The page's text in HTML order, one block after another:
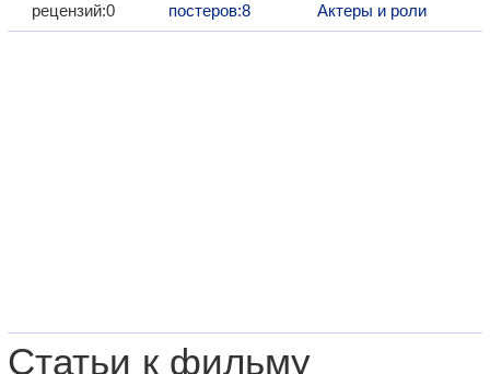
рецензий:0
постеров:8
Актеры и роли
Статьи к фильму